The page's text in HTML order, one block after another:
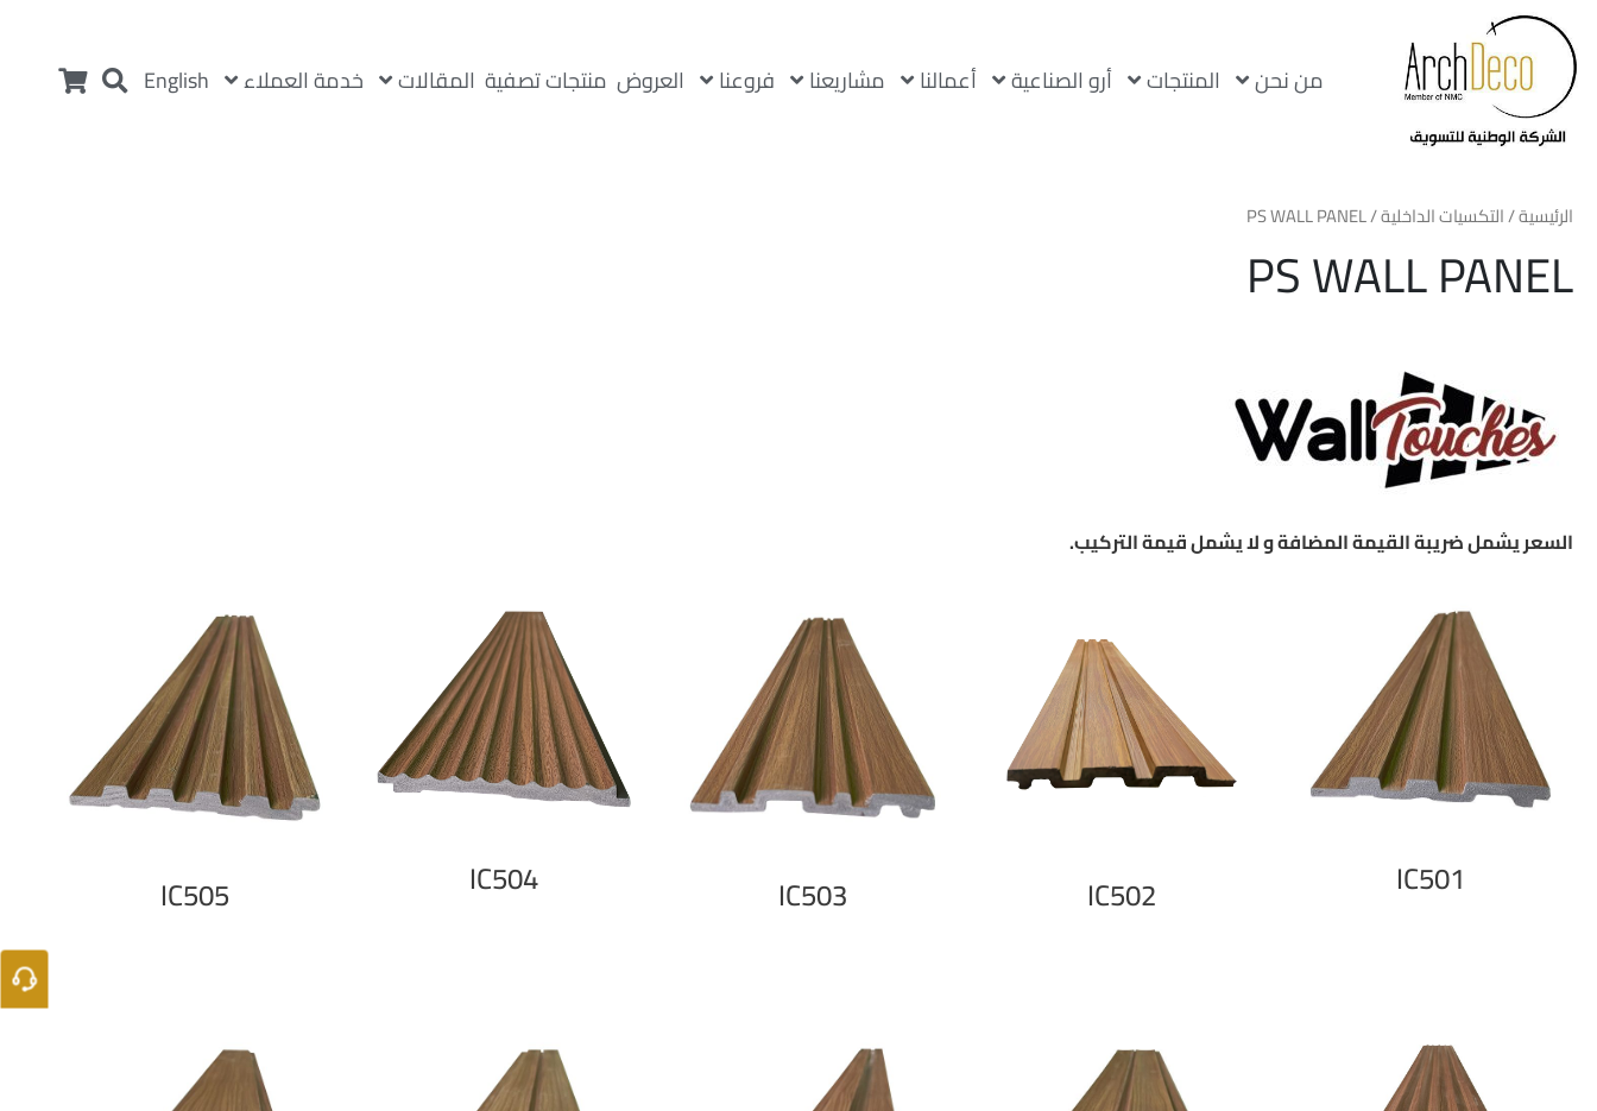
من نحن المنتجات أرو الصناعية أعمالنا مشاريعنا فروعنا العروض منتجات تصفية المقالات خدمة العملاء English
الرئيسية/التكسيات الداخلية/ PS WALL PANEL
PS WALL PANEL
السعر يشمل ضريبة القيمة المضافة و لا يشمل قيمة التركيب.
IC501
IC502
IC503
IC504
IC505